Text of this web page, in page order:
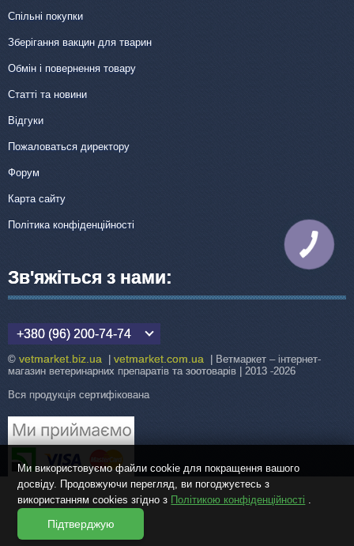
Спільні покупки
Зберігання вакцин для тварин
Обмін і повернення товару
Статті та новини
Відгуки
Пожаловаться директору
Форум
Карта сайту
Політика конфіденційності
Зв'яжіться з нами:
+380 (96) 200-74-74
© vetmarket.biz.ua vetmarket.com.ua | Ветмаркет – інтернет-
магазин ветеринарних препаратів та зоотоварів | 2013 -2026
Вся продукція сертифікована
Ми використовуємо файли cookie для покращення вашого
досвіду. Продовжуючи перегляд, ви погоджуєтесь з
використанням cookies згідно з Політикою конфіденційності .
Підтверджую
КНОПКА
ЗВ'ЯЗКУ